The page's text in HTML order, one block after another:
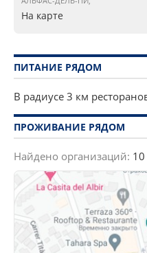
На карте
ПИТАНИЕ РЯДОМ
В радиусе 3 км
ПРОЖИВАНИЕ РЯДОМ
Найдено организаций: 10